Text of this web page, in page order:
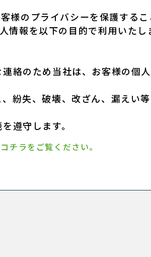
様のプライバシーを保護する
情報を以下の目的で利用いたし
絡のため当社は、お客様の個
紛失、破壊、改ざん、漏えい
遵守します。
チラをご覧ください。